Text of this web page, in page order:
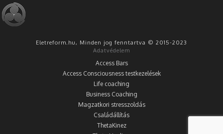
Eletreform.hu, Minden jog fenntartva © 2015-2023
Adatvédelem
Access Bars
Access Consciousness testkezelések
Life coaching
Business Coaching
Magzatkori stresszoldás
Családállítás
ThetaKinez